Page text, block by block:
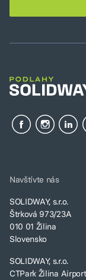
Navštívte nás
SOLIDWAY, s.r.o.
Štrková 973/23A
010 01 Žilina
Slovensko
SOLIDWAY, s.r.o.
CTPark Žilina